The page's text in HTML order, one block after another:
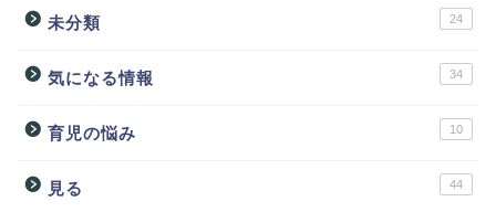
未分類 24
気になる情報 34
育児の悩み 10
見る 44